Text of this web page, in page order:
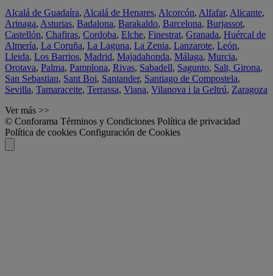
Alcalá de Guadaíra, Alcalá de Henares, Alcorcón, Alfafar, Alicante,
Arinaga, Asturias, Badalona, Barakaldo, Barcelona, Burjassot,
Castellón, Chafiras, Cordoba, Elche, Finestrat, Granada, Huércal de
Almería, La Coruña, La Laguna, La Zenia, Lanzarote, León,
Lleida, Los Barrios, Madrid, Majadahonda, Málaga, Murcia,
Orotava, Palma, Pamplona, Rivas, Sabadell, Sagunto, Salt, Girona,
San Sebastian, Sant Boi, Santander, Santiago de Compostela,
Sevilla, Tamaraceite, Terrassa, Viana, Vilanova i la Geltrú, Zaragoza
Ver más >>
© Conforama Términos y Condiciones Política de privacidad
Política de cookies Configuración de Cookies